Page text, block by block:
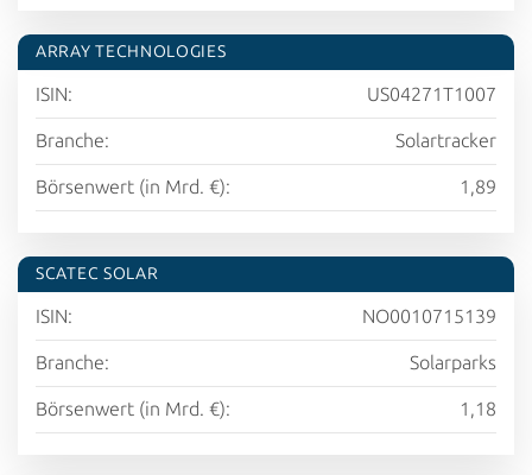
ARRAY TECHNOLOGIES
ISIN: US04271T1007
Branche: Solartracker
Börsenwert (in Mrd. €): 1,89
SCATEC SOLAR
ISIN: NO0010715139
Branche: Solarparks
Börsenwert (in Mrd. €): 1,18